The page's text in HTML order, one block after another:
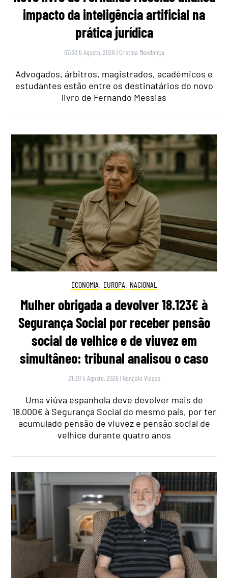
impacto da inteligência artificial na
prática jurídica
07:30 6 Agosto, 2026 | Cristina Mendonça
Advogados, árbitros, magistrados, académicos e
estudantes estão entre os destinatários do novo
livro de Fernando Messias
ECONOMIA, EUROPA , NACIONAL
Mulher obrigada a devolver 18.123€ à
Segurança Social por receber pensão
social de velhice e de viuvez em
simultâneo: tribunal analisou o caso
21:30 5 Agosto, 2026 | Gonçalo Viegas
Uma viúva espanhola deve devolver mais de
18.000€ à Segurança Social do mesmo país, por ter
acumulado pensão de viuvez e pensão social de
velhice durante quatro anos